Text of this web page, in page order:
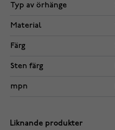
Typ av örhänge
Material
Färg
Sten färg
mpn
Liknande produkter